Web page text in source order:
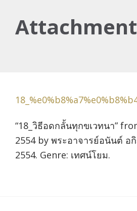
Attachment
“18_วิธีอดกลั้นทุกขเวทนา”
2554 by พระอาจารย์อนันต์ อ
2554. Genre: เทศน์โยม.